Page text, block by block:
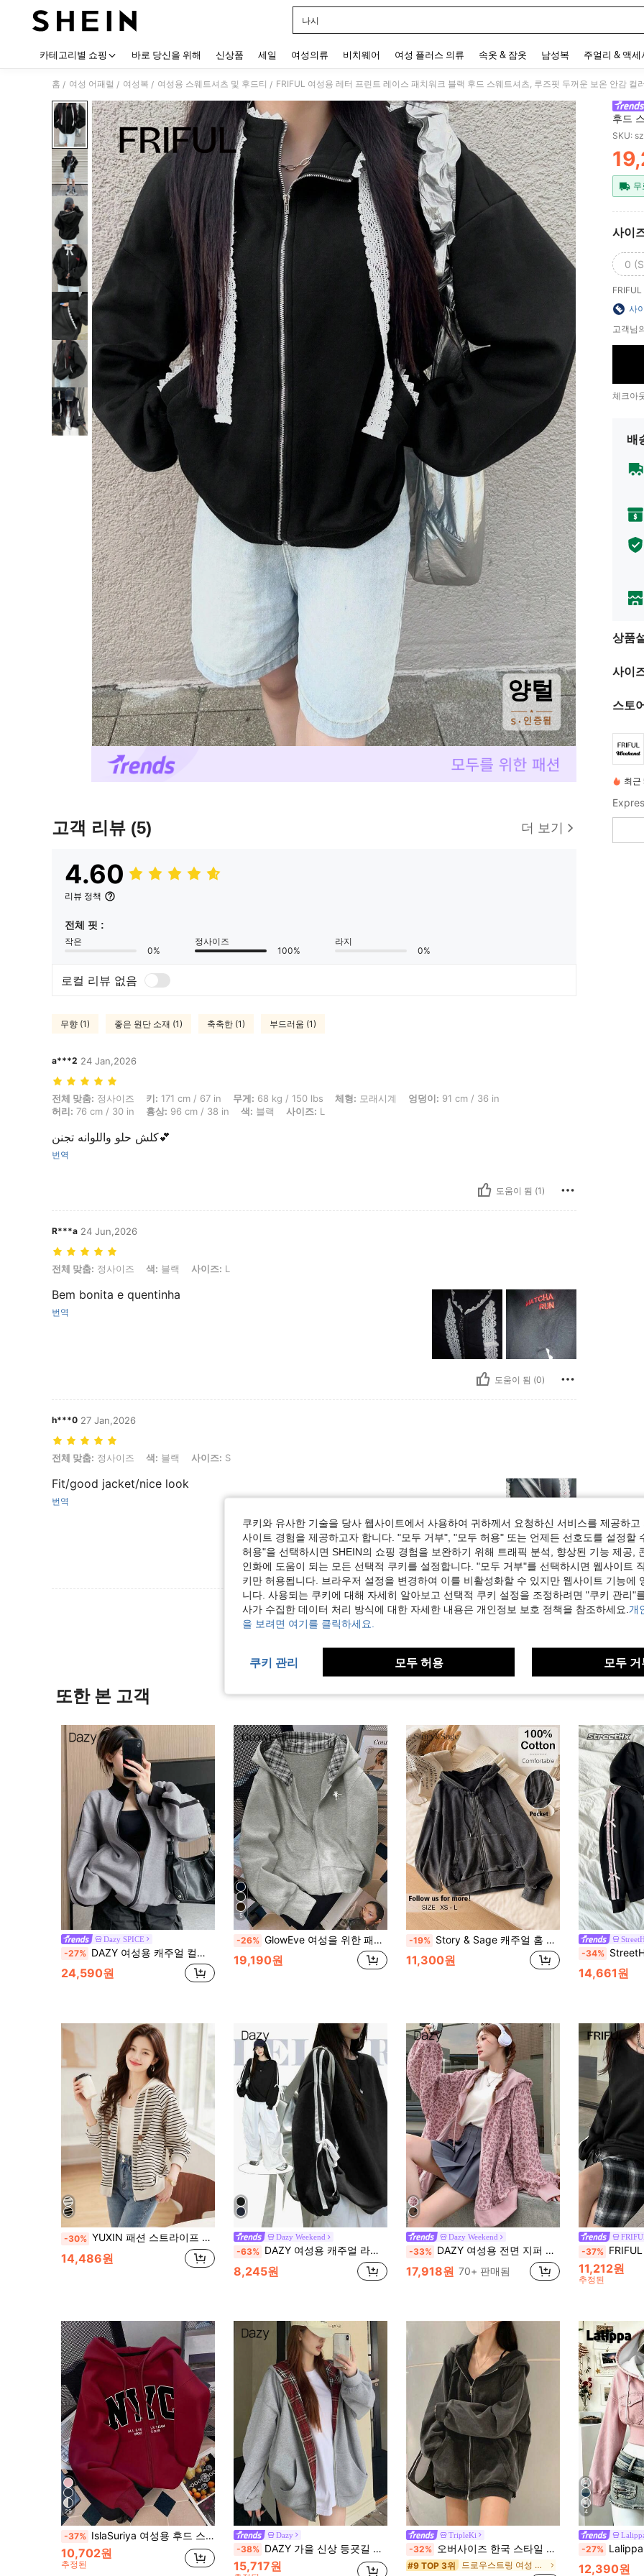
나시
카테고리별 쇼핑 바로 당신을 위해 신상품 세일 여성의류 비치웨어 여성 플러스 의류 속옷 & 잠옷 남성복 주얼리 & 액세
홈 / 여성 어패럴 / 여성복 / 여성용 스웨트셔츠 및 후드티 / FRIFUL 여성용 레터 프린트 레이스 패치워크 블랙 후드 스웨트셔츠, 루즈핏 두꺼운 보온 안감 컬
고객 리뷰 (5) 더 보기
4.60
리뷰 정책
전체 핏 :
작은
0%
정사이즈
100%
라지
0%
로컬 리뷰 없음
무향 (1) 좋은 원단 소재 (1) 축축한 (1) 부드러움 (1)
a***2 24 Jan,2026
전체 맞춤: 정사이즈, 키: 171 cm / 67 in, 무게: 68 kg / 150 lbs, 체형: 모래시계, 엉덩이: 91 cm / 36 in, 허리: 76 cm / 30 in, 흉상: 96 cm / 38 in, 색: 블랙, 사이
전체 맞춤: 정사이즈 키: 171 cm / 67 in 무게: 68 kg / 150 lbs 체형: 모래시계 엉덩이: 91 cm / 36 in
허리: 76 cm / 30 in 흉상: 96 cm / 38 in 색: 블랙 사이즈: L
كلش حلو واللوانه تجنن💕
번역
도움이 됨 (1)
R***a 24 Jun,2026
전체 맞춤: 정사이즈, 색: 블랙, 사이즈: L
전체 맞춤: 정사이즈 색: 블랙 사이즈: L
Bem bonita e quentinha
번역
도움이 됨 (0)
h***0 27 Jan,2026
전체 맞춤: 정사이즈, 색: 블랙, 사이즈: S
전체 맞춤: 정사이즈 색: 블랙 사이즈: S
Fit/good jacket/nice look
번역
도움이 됨 (0)
리뷰 더 보기
후드
교
SKU:
무
사이
0
사
고객님
체크아
배
상품
사이
스토
최근
또한 본 고객
Dazy SPICE
-27% DAZY 여성용 캐주얼 컬러블록 스플라이스 써멀 안감 스웨트셔츠, 가을/겨울, 긴팔 탑, 가을 여성 의류 재킷 지퍼업 스쿨
24,590원
5
-26% GlowEve 여성을 위한 패셔너블한 캐주얼 스타일 긴소매 격자 무늬 칼라 지퍼 레터 프린트 스웨트셔츠
19,190원
-19% Story & Sage 캐주얼 홈 휴가 여성용 스웨트셔츠, 여름 가을 루즈핏 애시드 워시 눈송이 프린트 긴팔 블랙 스웨트셔츠 포켓 포함
11,300원 -34% StreetHx 긴 소매 지퍼 스웨트셔
14,661원
-30% YUXIN 패션 스트라이프 풀집 후드 재킷, 여성 캐주얼 긴팔 아우터, 조절 가능한 드로스트링이 있는 부드러운 안감, 봄/가을 휴가 재킷
14,486원
Dazy Weekend
-63% DAZY 여성용 캐주얼 라운드 넥 드롭 숄더 긴팔 루즈핏 스웨트셔츠 리본 장식, 가을/겨울, 긴팔 탑 스웨트셔츠 학교
8,245원
Dazy Weekend
-33% DAZY 여성용 전면 지퍼 긴팔 레오파드 프린트 후드 캐주얼 스웨트셔츠, 긴팔 상의, 가을 여성 의류 재킷 후드티
17,918원 70+ 판매됨
-37% FRIFUL 여성용
11,212원
추정된
29
-37% IslaSuriya 여성용 후드 스웨트셔츠 스웨트셔츠, 하트 자수 지퍼업 재킷, 교사, 개학, 졸업, 일상복, 겨울 겉옷에 적합, 세련되고 다재다능함
10,702원
추정된
Dazy
-38% DAZY 가을 신상 등굣길 컬러 블록 캐주얼 지퍼 후드 스웨트셔츠, 긴팔 상의, 가을 여성 의류 재킷
15,717원
TripleKi
-32% 오버사이즈 한국 스타일 솔트 워시 후드 스웨트셔츠 여성용, 캐주얼 & 스포티, 긴팔 상의 블랙 봄
#9 TOP 3위 드로우스트링 여성 스웨트셔츠
4
-27% Lalippa 여성용 후드 우아한 짧은
12,390원
쿠키와 유사한 기술을 당사 웹사이트에서 사용하여 귀하께서 요청하신 서비스를 제공하
사이트 경험을 제공하고자 합니다. "모두 거부", "모두 허용" 또는 언제든 선호도를 설정할
허용"을 선택하시면 SHEIN의 쇼핑 경험을 보완하기 위해 트래픽 분석, 향상된 기능 제공,
인화에 도움이 되는 모든 선택적 쿠키를 설정합니다. "모두 거부"를 선택하시면 웹사이트
키만 허용됩니다. 브라우저 설정을 변경하여 이를 비활성화할 수 있지만 웹사이트 기능에
니다. 사용되는 쿠키에 대해 자세히 알아보고 선택적 쿠키 설정을 조정하려면 "쿠키 관리"
사가 수집한 데이터 처리 방식에 대한 자세한 내용은 개인정보 보호 정책을 참조하세요. 개
을 보려면 여기를 클릭하세요.
쿠키 관리 모두 허용 모두 거